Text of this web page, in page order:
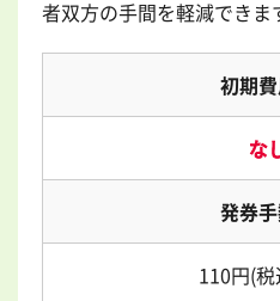
者双方の手間を軽減できま
初期
な
発券
110円(